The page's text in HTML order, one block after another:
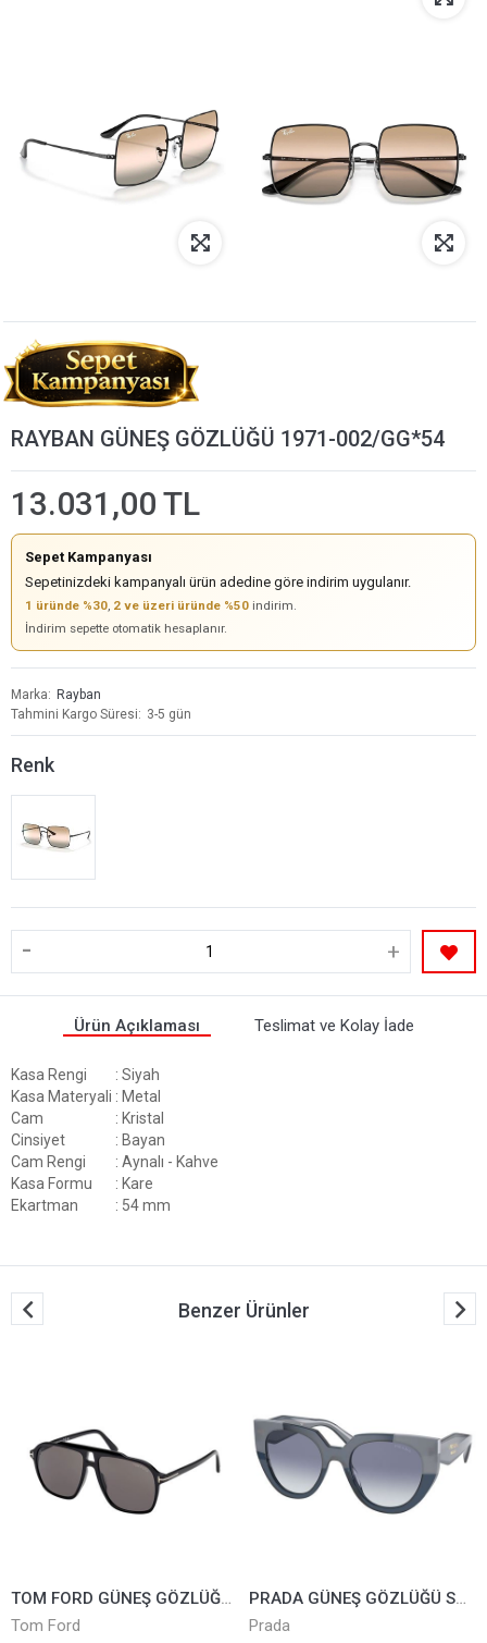
RAYBAN GÜNEŞ GÖZLÜĞÜ 1971-002/GG*54
13.031,00 TL
Sepet Kampanyası
Sepetinizdeki kampanyalı ürün adedine göre indirim uygulanır.
1 üründe %30, 2 ve üzeri üründe %50 indirim.
İndirim sepette otomatik hesaplanır.
Marka
Rayban
Tahmini Kargo Süresi
3-5 gün
Renk
- +
Ürün Açıklaması Teslimat ve Kolay İade
Kasa Rengi
: Siyah
Kasa Materyali : Metal
Cam
: Kristal
Cinsiyet
: Bayan
Cam Rengi
: Aynalı - Kahve
Kasa Formu
: Kare
Ekartman
: 54 mm
Benzer Ürünler
TOM FORD GÜNEŞ GÖZLÜĞÜ TF1209-01A
Tom Ford
PRADA GÜNEŞ GÖZLÜĞÜ SPR14W-07Q409
Prada